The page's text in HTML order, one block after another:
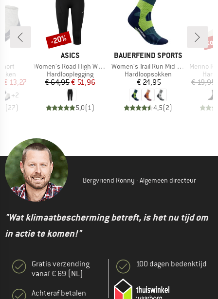
prijs
€ 13,27
+2
(27)
MERK
ASICS
Artikel
Women's Road High Waist Capri Tight
Productgroep
Hardlooplegging
Prijs
€ 64,95Verlaagde prijs
€ 51,96
5,0(1)
Korting
-20%
MERK
BAUERFEIND SPORTS
Artikel
Women's Trail Run Mid Cut Socks
Productgroep
Hardloopsokken
Prijs
€ 24,95
4,5(2)
Artikel
Merino
€ 19,95
Bergvriend Ronny - Algemeen directeur
"Wat klimaatbescherming betreft, is het nu tijd om
in actie te komen!"
Gratis verzending
vanaf € 69 (NL)
Achteraf betalen
100 dagen bedenktijd